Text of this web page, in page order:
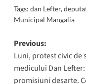
Tags: dan Lefter,
Municipal Mangalia
Post
navigation
Previous:
Luni, protest civic de
medicului Dan
promisiuni deșarte.